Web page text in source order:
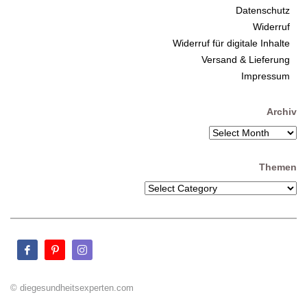
Datenschutz
Widerruf
Widerruf für digitale Inhalte
Versand & Lieferung
Impressum
Archiv
Themen
© diegesundheitsexperten.com